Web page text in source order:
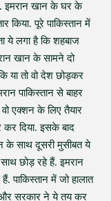
इमरान खान के घर के
पूरे पाकिस्तान में
ये लगा है कि शहबाज
खान के सामने दो
या तो वो देश छोड़कर
पाकिस्तान से बाहर
वो एक्शन के लिए तैयार
कर दिया. इसके बाद
के साथ दूसरी मुसीबत ये
छोड़ रहे हैं. इमरान
में जो हालात
सरकार ने ये तय कर